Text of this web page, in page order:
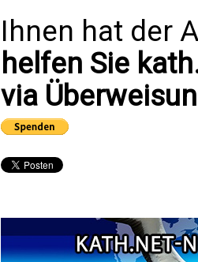
Ihnen hat der
helfen Sie
via